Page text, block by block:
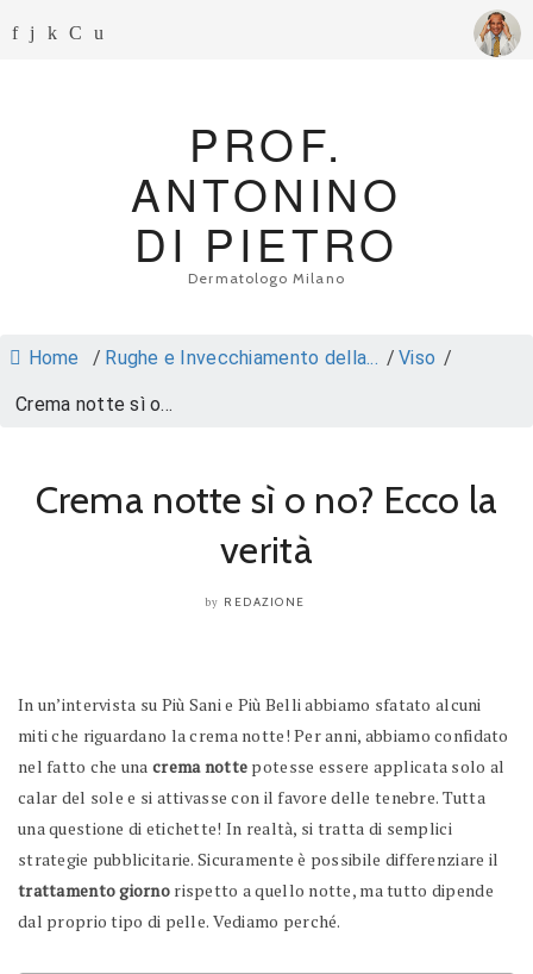
PROF.
ANTONINO
DI PIETRO
Dermatologo Milano
Home / Rughe e Invecchiamento della... / Viso /
Crema notte sì o...
Crema notte sì o no? Ecco la
verità
by REDAZIONE
In un’intervista su Più Sani e Più Belli abbiamo sfatato alcuni
miti che riguardano la crema notte! Per anni, abbiamo confidato
nel fatto che unacrema notte potesse essere applicata solo al
calar del sole e si attivasse con il favore delle tenebre. Tutta
una questione di etichette! In realtà, si tratta di semplici
strategie pubblicitarie. Sicuramente è possibile differenziare il
trattamento giorno rispetto a quello notte, ma tutto dipende
dal proprio tipo di pelle. Vediamo perché.